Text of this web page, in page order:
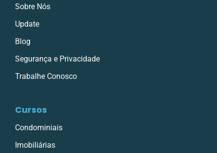
Sobre Nós
Update
Blog
Segurança e Privacidade
Trabalhe Conosco
Cursos
Condominiais
Imobiliárias